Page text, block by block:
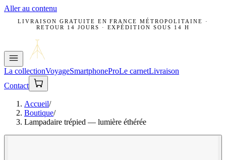
Aller au contenu
LIVRAISON GRATUITE EN FRANCE MÉTROPOLITAINE ·
RETOUR 14 JOURS · EXPÉDITION SOUS 14 H
La collectionVoyageSmartphoneProLe carnetLivraison
Contact
Accueil/
Boutique/
Lampadaire trépied — lumière éthérée